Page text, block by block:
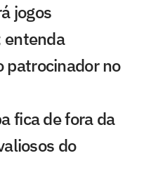
jogos
entenda
patrocinador no
fica de fora da
do